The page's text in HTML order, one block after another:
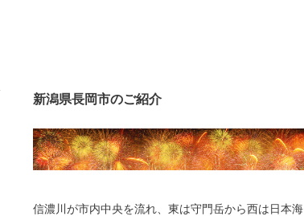
新潟県長岡市のご紹介
信濃川が市内中央を流れ、東は守門岳から西は日本海